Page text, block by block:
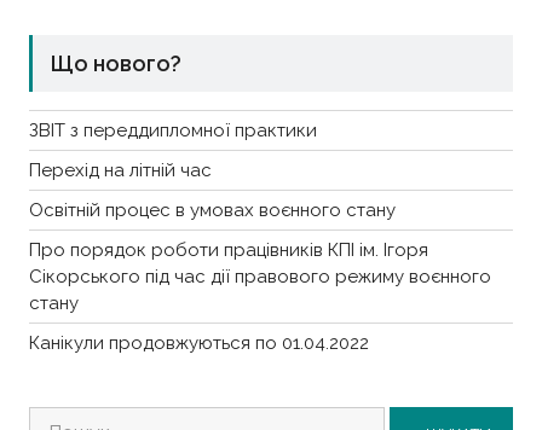
Що нового?
ЗВІТ з переддипломної практики
Перехід на літній час
Освітній процес в умовах воєнного стану
Про порядок роботи працівників КПІ ім. Ігоря
Сікорського під час дії правового режиму воєнного
стану
Канікули продовжуються по 01.04.2022